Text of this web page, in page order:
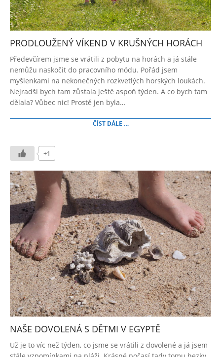
PRODLOUŽENÝ VÍKEND V KRUŠNÝCH HORÁCH
06-
19
Předevčírem jsme se vrátili z pobytu na horách a já stále
nemůžu naskočit do pracovního módu. Pořád jsem
myšlenkami na nekonečných rozkvetlých horských loukách.
Nejradši bych tam zůstala ještě aspoň týden. A co bych tam
dělala? Vůbec nic! Prostě jen byla…
ČÍST DÁLE …
+1
NAŠE DOVOLENÁ S DĚTMI V EGYPTĚ
04-
Už je to víc než týden, co jsme se vrátili z dovolené a já jsem